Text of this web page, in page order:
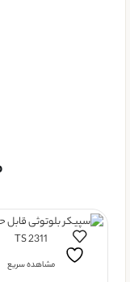
مشاهده سریع